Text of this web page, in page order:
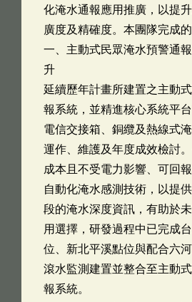
化淹水通報應用推廣，以提
廣度及精確度。本團隊完成
一、主動式民眾淹水預警通
升
延續歷年計畫所建置之主動
報系統，並精進核心系統平
電信交接箱、銅纜及熱線式
運作、維護及年度成效檢討
成本且不受電力影響、可回
自動化淹水感測技術，以提
段的淹水深度資訊，有助於
用選擇，研發過程中已完成
位、新北平溪點位與配合六
滾水監測建置並整合至主動
報系統。